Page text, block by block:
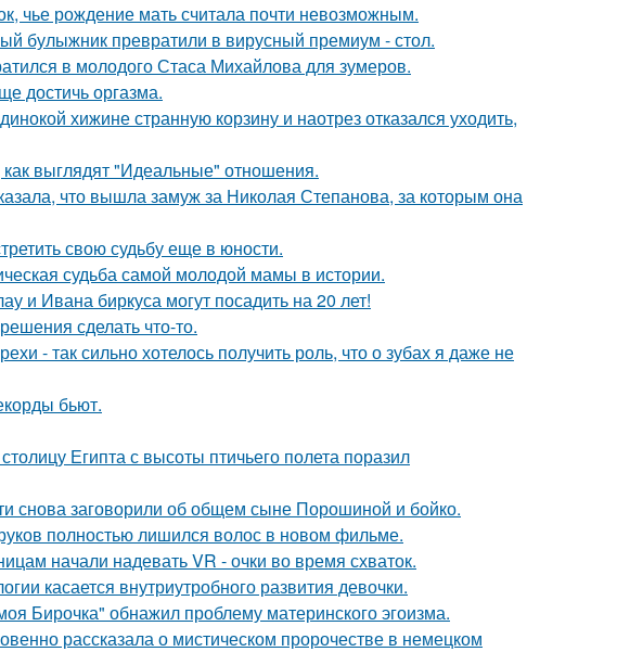
чье рождение мать считала почти невозможным.
булыжник превратили в вирусный премиум - стол.
в молодого Стаса Михайлова для зумеров.
достичь оргазма.
хижине странную корзину и наотрез отказался уходить,
выглядят "Идеальные" отношения.
что вышла замуж за Николая Степанова, за которым она
свою судьбу еще в юности.
судьба самой молодой мамы в истории.
и Ивана биркуса могут посадить на 20 лет!
сделать что-то.
- так сильно хотелось получить роль, что о зубах я даже не
бьют.
Египта с высоты птичьего полета поразил
снова заговорили об общем сыне Порошиной и бойко.
полностью лишился волос в новом фильме.
начали надевать VR - очки во время схваток.
касается внутриутробного развития девочки.
Бирочка" обнажил проблему материнского эгоизма.
рассказала о мистическом пророчестве в немецком